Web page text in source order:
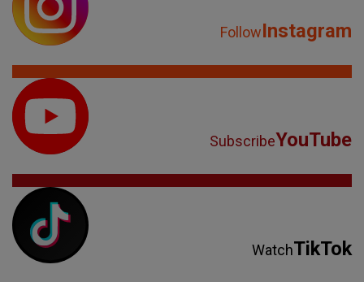
FollowInstagram
SubscribeYouTube
WatchTikTok